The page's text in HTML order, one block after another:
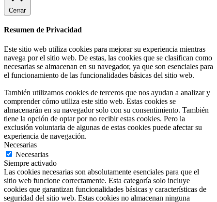
Cerrar
Resumen de Privacidad
Este sitio web utiliza cookies para mejorar su experiencia mientras
navega por el sitio web. De estas, las cookies que se clasifican como
necesarias se almacenan en su navegador, ya que son esenciales para
el funcionamiento de las funcionalidades básicas del sitio web.
También utilizamos cookies de terceros que nos ayudan a analizar y
comprender cómo utiliza este sitio web. Estas cookies se
almacenarán en su navegador solo con su consentimiento. También
tiene la opción de optar por no recibir estas cookies. Pero la
exclusión voluntaria de algunas de estas cookies puede afectar su
experiencia de navegación.
Necesarias
Necesarias
Siempre activado
Las cookies necesarias son absolutamente esenciales para que el
sitio web funcione correctamente. Esta categoría solo incluye
cookies que garantizan funcionalidades básicas y características de
seguridad del sitio web. Estas cookies no almacenan ninguna